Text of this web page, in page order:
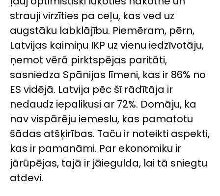
strauji virzīties pa ceļu, kas ved uz
augstāku labklājību. Piemēram, pērn,
Latvijas kaimiņu IKP uz vienu iedzīvotāju,
ņemot vērā pirktspējas paritāti,
sasniedza Spānijas līmeni, kas ir 86% no
ES vidējā. Latvija pēc šī rādītāja ir
nedaudz iepalikusi ar 72%. Domāju, ka
nav vispārēju iemeslu, kas pamatotu
šādas atšķirības. Taču ir noteikti aspekti,
kas ir pamanāmi. Par ekonomiku ir
jārūpējas, tajā ir jāiegulda, lai tā sniegtu
atdevi.